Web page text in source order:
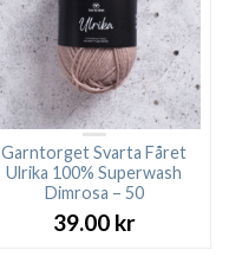
Garntorget Svarta Fåret
Ulrika 100% Superwash
Dimrosa – 50
39.00 kr